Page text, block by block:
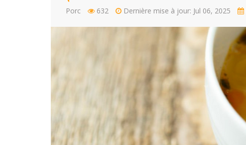
Porc 632 Dernière mise à jour: Jul 06, 2025